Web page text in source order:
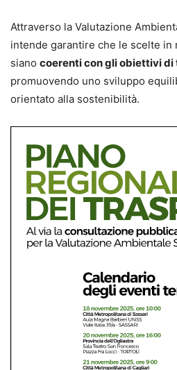
Attraverso la Valutazione
intende garantire che le scelte in
siano coerenti con gli obiettivi
promuovendo uno sviluppo
orientato alla sostenibilità.